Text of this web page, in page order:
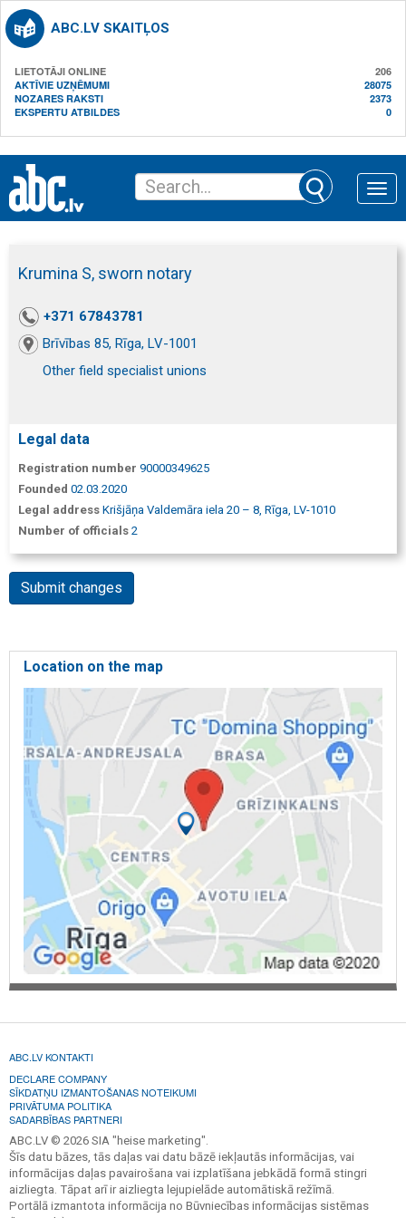
ABC.LV SKAITĻOS
LIETOTĀJI ONLINE
206
AKTĪVIE UZŅĒMUMI
28075
NOZARES RAKSTI
2373
EKSPERTU ATBILDES
0
Toggle
Krumina S, sworn notary
+371 67843781
Brīvības 85, Rīga, LV-1001
Other field specialist unions
Legal data
Registration number 90000349625
Founded 02.03.2020
Legal address Krišjāņa Valdemāra iela 20 – 8, Rīga, LV-1010
Number of officials 2
Submit changes
Location on the map
ABC.LV KONTAKTI
DECLARE COMPANY
SĪKDATŅU IZMANTOŠANAS NOTEIKUMI
PRIVĀTUMA POLITIKA
SADARBĪBAS PARTNERI
ABC.LV © 2026 SIA "heise marketing".
Šīs datu bāzes, tās daļas vai datu bāzē iekļautās informācijas, vai
informācijas daļas pavairošana vai izplatīšana jebkādā formā stingri
aizliegta. Tāpat arī ir aizliegta lejupielāde automātiskā režīmā.
Portālā izmantota informācija no Būvniecības informācijas sistēmas